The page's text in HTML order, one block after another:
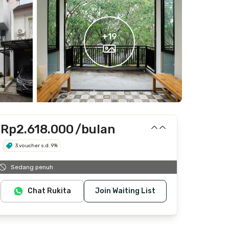
+19
Rp2.618.000/bulan
3 voucher s.d. 9%
Termasuk internet/wifi, listrik, air, laundry,
Sedang penuh
Chat Rukita Join Waiting List